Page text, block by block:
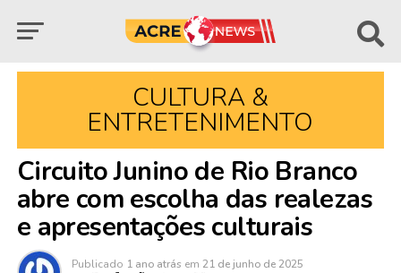
CULTURA &
ENTRETENIMENTO
Circuito Junino de Rio Branco
abre com escolha das realezas
e apresentações culturais
Publicado 1 ano atrás em 21 de junho de 2025